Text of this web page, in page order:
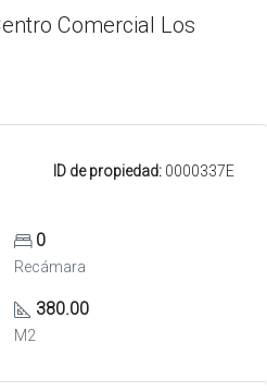
Comercial Los
ID de propiedad: 0000337E
0
Recámara
380.00
M2